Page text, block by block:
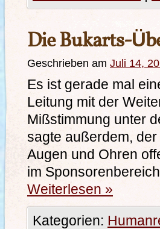
Die Bukarts-
Geschrieben am Juli 14,
Es ist gerade mal
Leitung mit der
Mißstimmung unter
sagte außerdem,
Augen und Ohren
im
Weiterlesen »
Kategorien: